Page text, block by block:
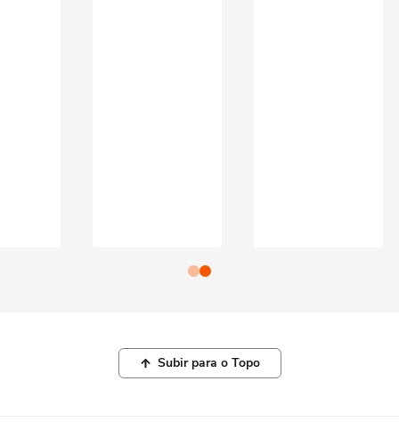
Subir para o Topo